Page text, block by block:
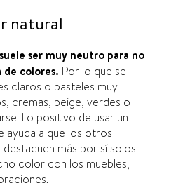
natural
ser muy neutro para no
de colores. Por lo que se
claros o pasteles muy
cremas, beige, verdes o
Lo positivo de usar un
ayuda a que los otros
más por sí­ solos.
color con los muebles,